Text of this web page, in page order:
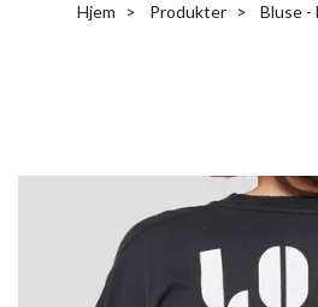
Hjem Produkter Bluse -